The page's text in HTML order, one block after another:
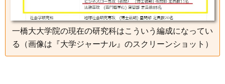
一橋大大学院の現在の研究科はこういう編成になってい
る（画像は『大学ジャーナル』のスクリーンショット）